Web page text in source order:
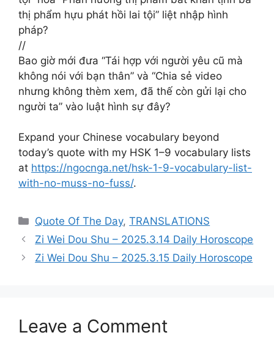
thị phẩm hựu phát hồi lai tội” liệt nhập hình
pháp?
//
Bao giờ mới đưa “Tái hợp với người yêu cũ mà
không nói với bạn thân” và “Chia sẻ video
nhưng không thèm xem, đã thế còn gửi lại cho
người ta” vào luật hình sự đây?
Expand your Chinese vocabulary beyond
today’s quote with my HSK 1–9 vocabulary lists
at https://ngocnga.net/hsk-1-9-vocabulary-list-
with-no-muss-no-fuss/.
Categories
Quote Of The Day,TRANSLATIONS
Zi Wei Dou Shu – 2025.3.14 Daily Horoscope
Zi Wei Dou Shu – 2025.3.15 Daily Horoscope
Leave a Comment